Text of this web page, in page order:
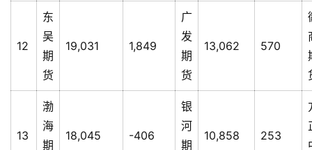
12
东
吴
期
货
19,031 1,849
广
发
期
货
13,062 570
13
渤
海
期
18,045 -406
银
河
期
10,858 253